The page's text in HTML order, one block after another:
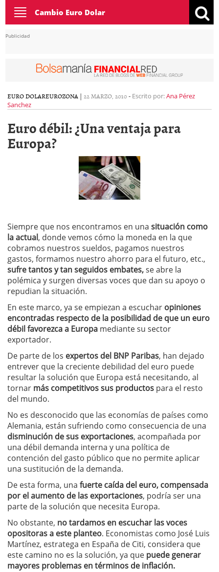
Toggle
navigation
Cambio Euro Dolar
Publicidad
EURO DOLAREUROZONA | 22 MARZO, 2010- Escrito por:Ana Pérez
Sanchez
Euro débil: ¿Una ventaja para
Europa?
Siempre que nos encontramos en una situación como
la actual, donde vemos cómo la moneda en la que
cobramos nuestros sueldos, pagamos nuestros
gastos, formamos nuestro ahorro para el futuro, etc.,
sufre tantos y tan seguidos embates,se abre la
polémica y surgen diversas voces que dan su apoyo o
repudian la situación.
En este marco, ya se empiezan a escuchar opiniones
encontradas respecto de la posibilidad de que un euro
débil favorezca a Europa mediante su sector
exportador.
De parte de los expertos del BNP Paribas, han dejado
entrever que la creciente debilidad del euro puede
resultar la solución que Europa está necesitando, al
tornar más competitivos sus productos para el resto
del mundo.
No es desconocido que las economías de países como
Alemania, están sufriendo como consecuencia de una
disminución de sus exportaciones, acompañada por
una débil demanda interna y una política de
contención del gasto público que no permite aplicar
una sustitución de la demanda.
De esta forma, una fuerte caída del euro, compensada
por el aumento de las exportaciones, podría ser una
parte de la solución que necesita Europa.
No obstante, no tardamos en escuchar las voces
opositoras a este planteo. Economistas como José Luis
Martínez, estratega en España de Citi, considera que
este camino no es la solución, ya que puede generar
mayores problemas en términos de inflación.